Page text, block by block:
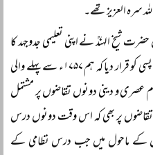
سرہ العزیز تھے۔
شیخ الہندؒ نے اپنی تعلیمی جدوجہد کا
نقطۂ عروج اسی پہلے والے دور کی طرف واپسی کو قرار دیا کہ ہم ۱۷۵۷ء سے پہلے والی
عصری و دینی دونوں تقاضوں پر مشتمل
تقاضوں پر بھی کہ اس وقت دونوں درس
کے ماحول میں جب درس نظامی کے